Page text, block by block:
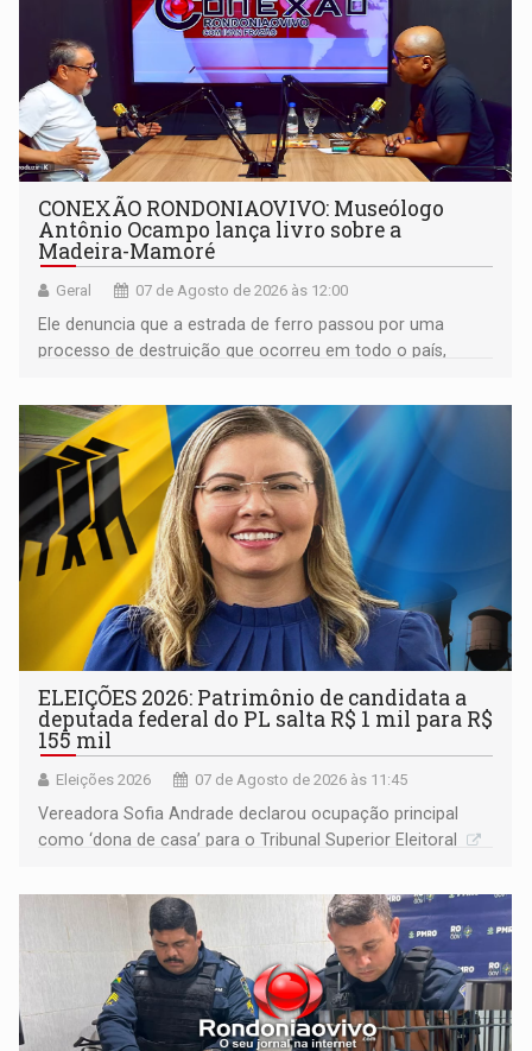
CONEXÃO RONDONIAOVIVO: Museólogo
Antônio Ocampo lança livro sobre a
Madeira-Mamoré
Geral 07 de Agosto de 2026 às 12:00
Ele denuncia que a estrada de ferro passou por uma
processo de destruição que ocorreu em todo o país,
ELEIÇÕES 2026: Patrimônio de candidata a
deputada federal do PL salta R$ 1 mil para R$
155 mil
Eleições 2026 07 de Agosto de 2026 às 11:45
Vereadora Sofia Andrade declarou ocupação principal
como ‘dona de casa’ para o Tribunal Superior Eleitoral